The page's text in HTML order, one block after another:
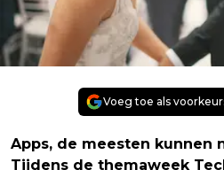
Voeg toe als
Apps, de meesten kunnen
Tijdens de themaweek